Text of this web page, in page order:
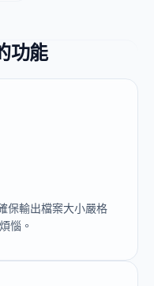
功能
保輸出檔案大小嚴格
惱。